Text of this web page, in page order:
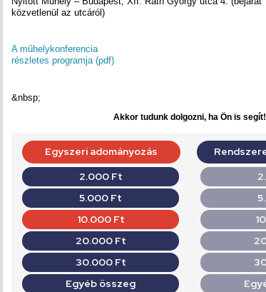
közvetlenül az utcáról)
A műhelykonferencia
részletes programja (pdf)
&nbsp;
Akkor tudunk dolgozni, ha Ön is segít!